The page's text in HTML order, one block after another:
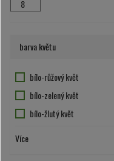
barva květu
bílo-růžový květ
bílo-zelený květ
bílo-žlutý květ
Více